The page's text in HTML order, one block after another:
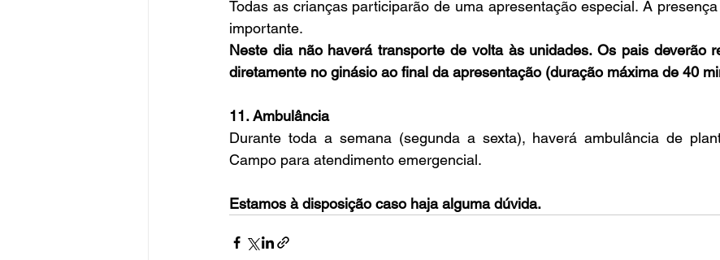
Todas as crianças participarão de uma apresentação especial. A
importante.
Neste dia não haverá transporte de volta às unidades. Os pais deverão
diretamente no ginásio ao final da apresentação (duração máxima de 40
11. Ambulância
Durante toda a semana (segunda a sexta), haverá ambulância de
Campo para atendimento emergencial.
Estamos à disposição caso haja alguma dúvida.